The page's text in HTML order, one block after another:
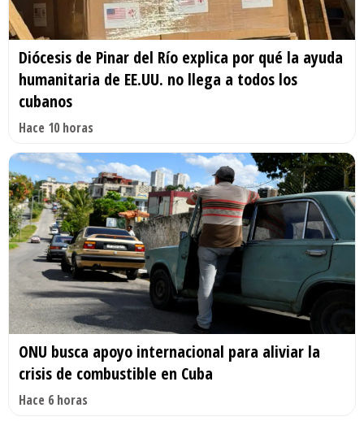
Diócesis de Pinar del Río explica por qué la ayuda
humanitaria de EE.UU. no llega a todos los
cubanos
Hace 10 horas
ONU busca apoyo internacional para aliviar la
crisis de combustible en Cuba
Hace 6 horas